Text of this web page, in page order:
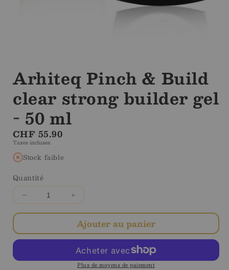
dans
modale
Arhiteq Pinch & Build
clear strong builder gel
- 50 ml
Prix
régulier
CHF 55.90
Taxes incluses.
Stock faible
Quantité
Diminuer
la
pour
Arhiteq
&amp;
Augmenter
la
quantité
pour
Arhiteq
Pinch
&amp;
Ajouter au panier
Plus de moyens de paiement